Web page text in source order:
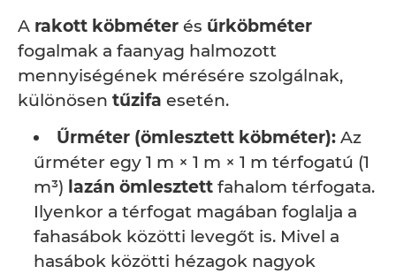
A rakott köbméter és űrköbméter
fogalmak a faanyag halmozott
mennyiségének mérésére szolgálnak,
különösen tűzifa esetén.
Űrméter (ömlesztett köbméter): Az
űrméter egy 1 m × 1 m × 1 m térfogatú (1
m³) lazán ömlesztett fahalom térfogata.
Ilyenkor a térfogat magában foglalja a
fahasábok közötti levegőt is. Mivel a
hasábok közötti hézagok nagyok